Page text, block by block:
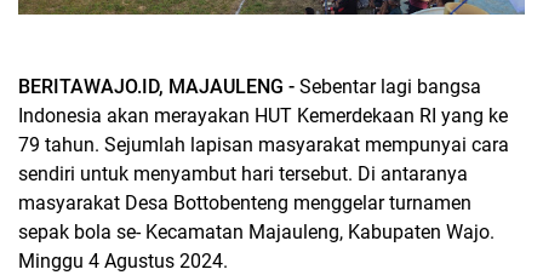
BERITAWAJO.ID, MAJAULENG - Sebentar lagi bangsa
Indonesia akan merayakan HUT Kemerdekaan RI yang ke
79 tahun. Sejumlah lapisan masyarakat mempunyai cara
sendiri untuk menyambut hari tersebut. Di antaranya
masyarakat Desa Bottobenteng menggelar turnamen
sepak bola se- Kecamatan Majauleng, Kabupaten Wajo.
Minggu 4 Agustus 2024.